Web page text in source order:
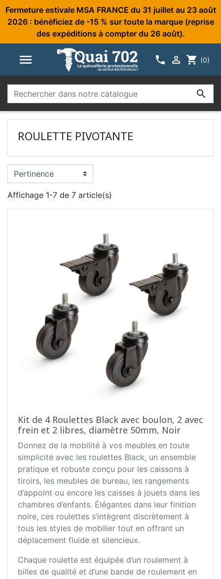
Fermeture estivale MSA FRANCE du 31 juillet au 23 août
2026 : bénéficiez de -15 % sur toute la marque (reprise
des expéditions à compter du 26 août).
   shopping_cart (0)

ROULETTE PIVOTANTE
Affichage 1-7 de 7 article(s)
Kit de 4 Roulettes Black avec boulon, 2 avec
frein et 2 libres, diamètre 50mm, Noir
Donnez de la mobilité à vos meubles en toute
simplicité avec les roulettes Black, un ensemble
pratique et robuste conçu pour les caissons à
tiroirs, les meubles de bureau, les rangements
d’appoint ou encore les caisses à jouets dans les
chambres d’enfants. Élégantes dans leur finition
noire, ces roulettes s’intègrent discrètement à
tous les styles de mobilier tout en offrant un
déplacement fluide et silencieux.
Chaque roulette est équipée d’un roulement à
billes de qualité et d’une bande de roulement en